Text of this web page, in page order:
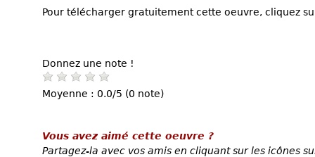
Pour télécharger gratuitement cette oeuvre, cliquez
Donnez une note !
Moyenne : 0.0/5 (0 note)
Vous avez aimé cette oeuvre ?
Partagez-la avec vos amis en cliquant sur les icônes